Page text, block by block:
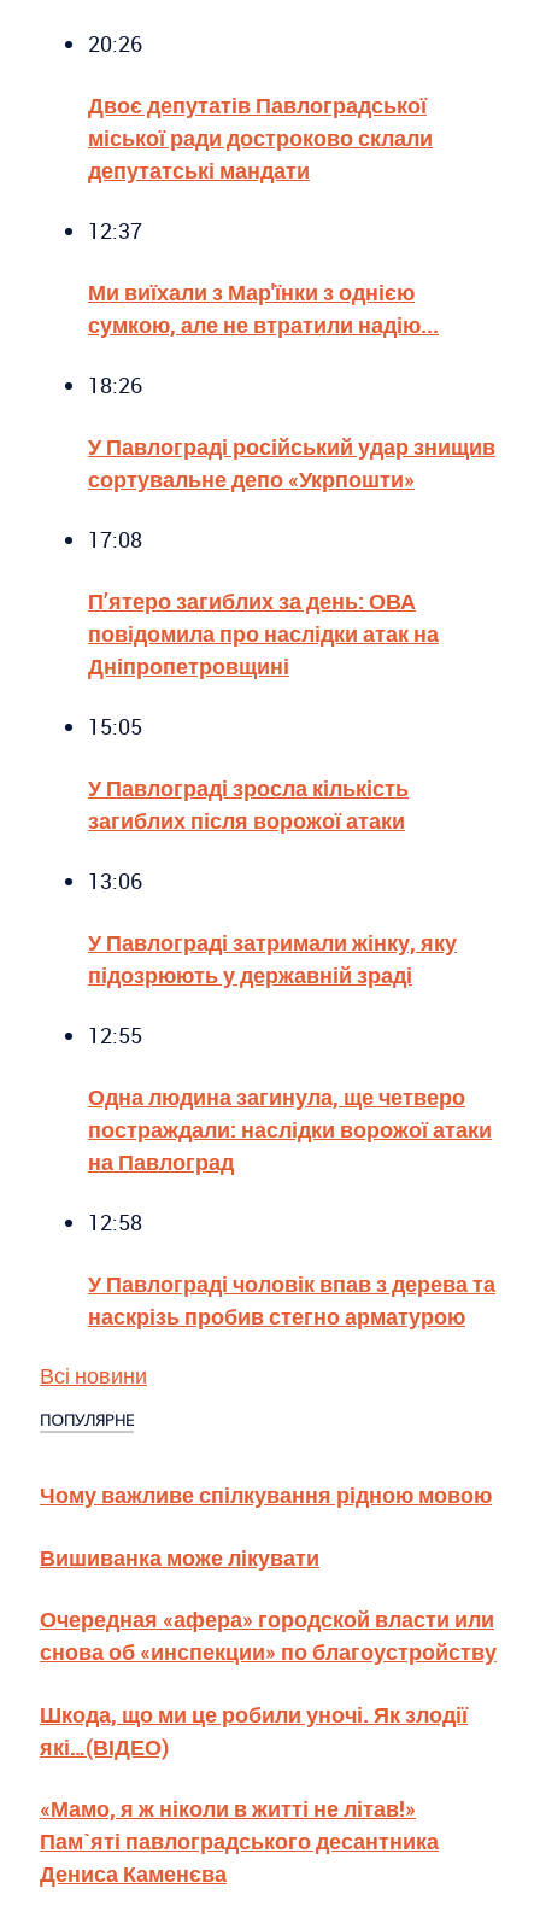
20:26
Двоє депутатів Павлоградської
міської ради достроково склали
депутатські мандати
12:37
Ми виїхали з Мар'їнки з однією
сумкою, але не втратили надію...
18:26
У Павлограді російський удар знищив
сортувальне депо «Укрпошти»
17:08
П’ятеро загиблих за день: ОВА
повідомила про наслідки атак на
Дніпропетровщині
15:05
У Павлограді зросла кількість
загиблих після ворожої атаки
13:06
У Павлограді затримали жінку, яку
підозрюють у державній зраді
12:55
Одна людина загинула, ще четверо
постраждали: наслідки ворожої атаки
на Павлоград
12:58
У Павлограді чоловік впав з дерева та
наскрізь пробив стегно арматурою
Всі новини
ПОПУЛЯРНЕ
Чому важливе спілкування рідною мовою
Вишиванка може лікувати
Очередная «афера» городской власти или
снова об «инспекции» по благоустройству
Шкода, що ми це робили уночі. Як злодії
які…(ВІДЕО)
«Мамо, я ж ніколи в житті не літав!»
Пам`яті павлоградського десантника
Дениса Каменєва